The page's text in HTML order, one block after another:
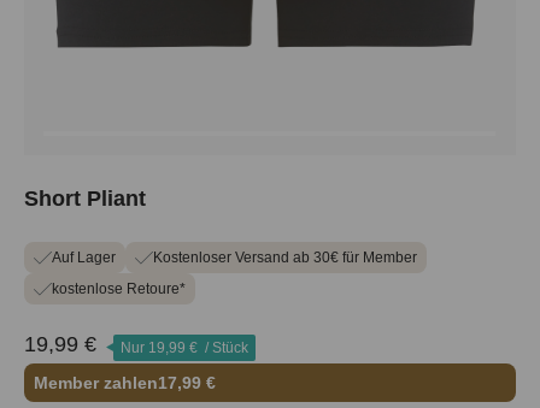
Short Pliant
Auf Lager
Kostenloser Versand ab 30€ für Member
kostenlose Retoure*
19,99 € Nur 19,99 € / Stück
Member zahlen17,99 €